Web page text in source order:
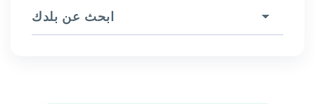
ابحث عن بلدك